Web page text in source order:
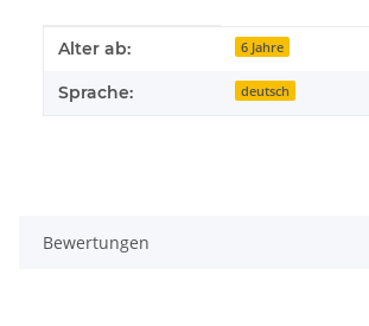
Produkteigenschaft
Wert
Alter ab: 6 Jahre
Sprache: deutsch
Bewertungen